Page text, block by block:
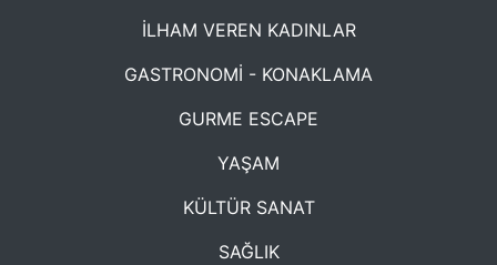
İLHAM VEREN KADINLAR
GASTRONOMİ - KONAKLAMA
GURME ESCAPE
YAŞAM
KÜLTÜR SANAT
SAĞLIK